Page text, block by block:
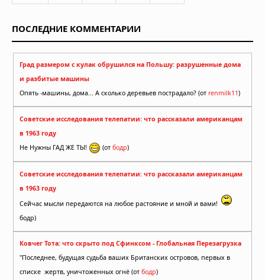
ПОСЛЕДНИЕ КОММЕНТАРИИ
Град размером с кулак обрушился на Польшу: разрушенные дома
и разбитые машины
Опять -машины, дома... А сколько деревьев пострадало? (от renmilk11)
Советские исследования телепатии: что рассказали американцам
в 1963 году
Не Нужны ГАД ЖЕ ТЫ!
(от бодр)
Советские исследования телепатии: что рассказали американцам
в 1963 году
Сейчас мысли передаются на любое растояние и мной и вами!
бодр)
Ковчег Тота: что скрыто под Сфинксом - Глобальная Перезагрузка
"Последнее, будущая судьба ваших Британских островов, первых в
списке жертв, уничтоженных огнё (от бодр)